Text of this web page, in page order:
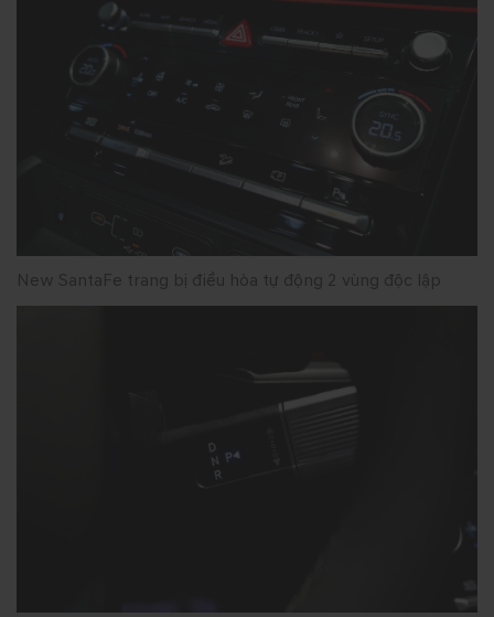
New SantaFe trang bị điều hòa tự động 2 vùng độc lập